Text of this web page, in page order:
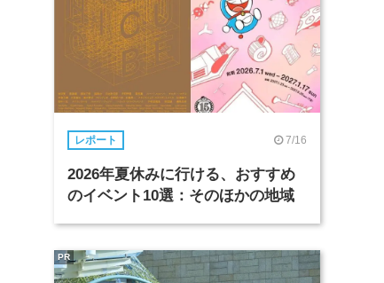
レポート 7/16
2026年夏休みに行ける、おすすめ
のイベント10選：そのほかの地域
PR